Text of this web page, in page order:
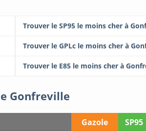
Trouver le SP95 le moins cher à
Trouver le GPLc le moins cher à
Trouver le E85 le moins cher à
Gonfreville
Gazole SP95